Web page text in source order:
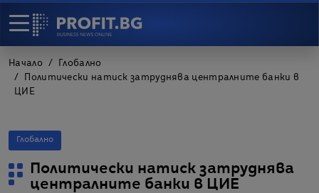
Начало
Глобално
Политически натиск затруднява централните банки в
ЦИЕ
Глобално
Политически натиск затруднява
централните банки в ЦИЕ